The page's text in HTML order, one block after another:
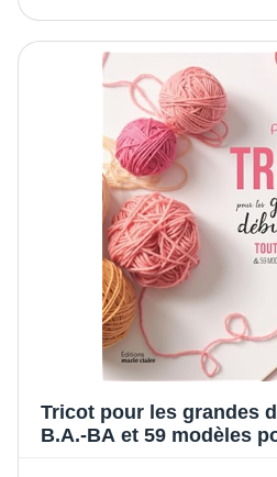
Tricot pour les grandes
B.A.-BA et 59 modèles